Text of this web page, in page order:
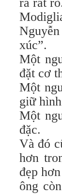
xúc”.
Một
đặt cơ
Một
giữ
Một
đặc.
Và đó
hơn
đẹp
ông